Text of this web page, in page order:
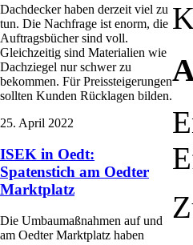
Dachdecker haben derzeit viel zu
tun. Die Nachfrage ist enorm, die
Auftragsbücher sind voll.
Gleichzeitig sind Materialien wie
Dachziegel nur schwer zu
bekommen. Für Preissteigerungen
sollten Kunden Rücklagen bilden.
25. April 2022
ISEK in Oedt:
Spatenstich am Oedter
Marktplatz
Die Umbaumaßnahmen auf und
am Oedter Marktplatz haben